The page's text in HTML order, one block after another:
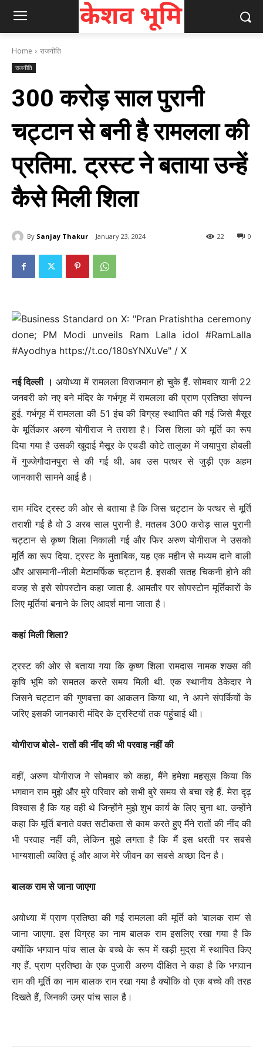
Home राजनीति
राजनीति
300 करोड़ साल पुरानी
चट्टान से बनी है रामलला की
प्रतिमा. ट्रस्ट ने बताया उन्हें
कैसे मिली शिला
By Sanjay Thakur January 23, 2024 0
22
नई दिल्‍ली । अयोध्या में रामलला विराजमान हो चुके हैं. सोमवार यानी 22
जनवरी को नए बने मंदिर के गर्भगृह में रामलला की प्राण प्रतिष्ठा संपन्न
हुई. गर्भगृह में रामलला की 51 इंच की विग्रह स्थापित की गई जिसे मैसूर
के मूर्तिकार अरुण योगीराज ने तराशा है। जिस शिला को मूर्ति का रूप
दिया गया है उसकी खुदाई मैसूर के एचडी कोटे तालुका में जयापुरा होबली
में गुज्जेगौदानपुरा से की गई थी. अब उस पत्थर से जुड़ी एक अहम
जानकारी सामने आई है।
राम मंदिर ट्रस्ट की ओर से बताया है कि जिस चट्टान के पत्थर से मूर्ति
तराशी गई है वो 3 अरब साल पुरानी है. मतलब 300 करोड़ साल पुरानी
चट्टान से कृष्ण शिला निकाली गई और फिर अरुण योगीराज ने उसको
मूर्ति का रूप दिया. ट्रस्ट के मुताबिक, यह एक महीन से मध्यम दाने वाली
और आसमानी-नीली मेटामर्फिक चट्टान है. इसकी सतह चिकनी होने की
वजह से इसे सोपस्टोन कहा जाता है. आमतौर पर सोपस्टोन मूर्तिकारों के
लिए मूर्तियां बनाने के लिए आदर्श माना जाता है।
कहां मिली शिला?
ट्रस्ट की ओर से बताया गया कि कृष्ण शिला रामदास नामक शख्स की
कृषि भूमि को समतल करते समय मिली थी. एक स्थानीय ठेकेदार ने
जिसने चट्टान की गुणवत्ता का आकलन किया था, ने अपने संपर्कियों के
जरिए इसकी जानकारी मंदिर के ट्रस्टियों तक पहुंचाई थी।
योगीराज बोले- रातों की नींद की भी परवाह नहीं की
वहीं, अरुण योगीराज ने सोमवार को कहा, मैंने हमेशा महसूस किया कि
भगवान राम मुझे और मुरे परिवार को सभी बुरे समय से बचा रहे हैं. मेरा दृढ़
विश्वास है कि यह वही थे जिन्होंने मुझे शुभ कार्य के लिए चुना था. उन्होंने
कहा कि मूर्ति बनाते वक्त सटीकता से काम करते हुए मैंने रातों की नींद की
भी परवाह नहीं की, लेकिन मुझे लगता है कि मैं इस धरती पर सबसे
भाग्यशाली व्यक्ति हूं और आज मेरे जीवन का सबसे अच्छा दिन है।
बालक राम से जाना जाएगा
अयोध्या में प्राण प्रतिष्ठा की गई रामलला की मूर्ति को ‘बालक राम’ से
जाना जाएगा. इस विग्रह का नाम बालक राम इसलिए रखा गया है कि
क्योंकि भगवान पांच साल के बच्चे के रूप में खड़ी मुद्रा में स्थापित किए
गए हैं. प्राण प्रतिष्ठा के एक पुजारी अरुण दीक्षित ने कहा है कि भगवान
राम की मूर्ति का नाम बालक राम रखा गया है क्योंकि वो एक बच्चे की तरह
दिखते हैं, जिनकी उम्र पांच साल है।